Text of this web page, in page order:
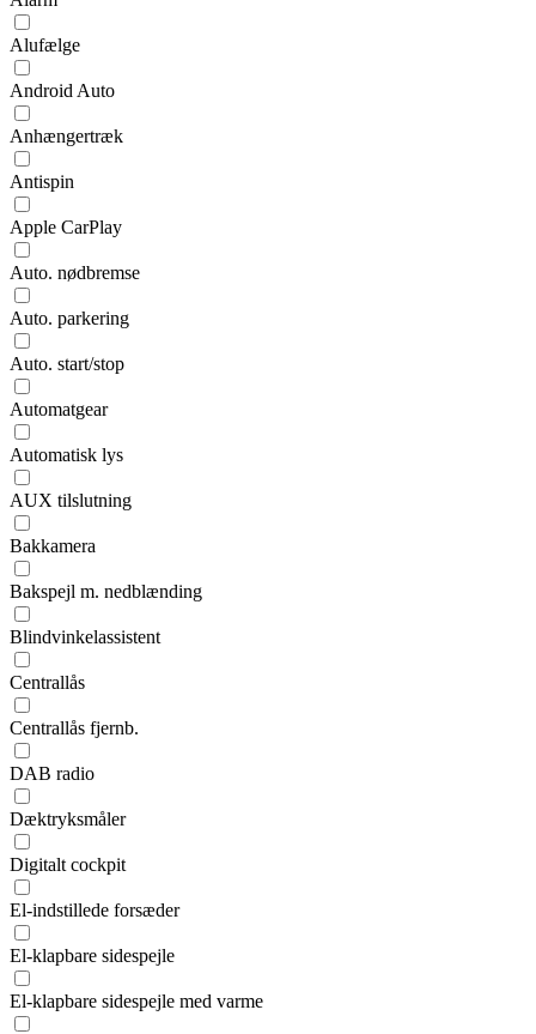
Alufælge
Android Auto
Anhængertræk
Antispin
Apple CarPlay
Auto. nødbremse
Auto. parkering
Auto. start/stop
Automatgear
Automatisk lys
AUX tilslutning
Bakkamera
Bakspejl m. nedblænding
Blindvinkelassistent
Centrallås
Centrallås fjernb.
DAB radio
Dæktryksmåler
Digitalt cockpit
El-indstillede forsæder
El-klapbare sidespejle
El-klapbare sidespejle med varme